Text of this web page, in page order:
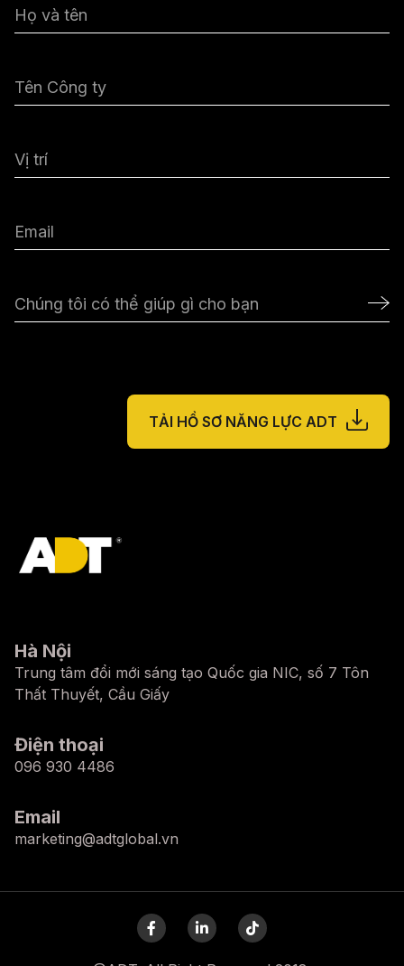
TẢI HỒ SƠ NĂNG LỰC ADT
Hà Nội
Trung tâm đổi mới sáng tạo Quốc gia NIC, số 7 Tôn
Thất Thuyết, Cầu Giấy
Điện thoại
096 930 4486
Email
marketing@adtglobal.vn